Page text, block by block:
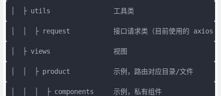
│  ├ utils                工具类
│  │  ├ request           接口请求类（目前使用的 axios ，
│  ├ views                视图
│  │  ├ product           示例，路由对应目录/文件
│  │  │  ├ components     示例，私有组件